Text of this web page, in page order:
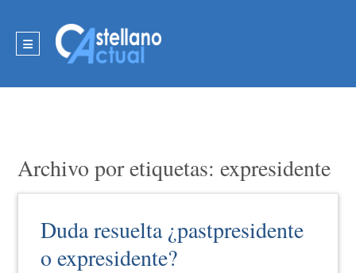
Archivo por etiquetas: expresidente
Duda resuelta ¿pastpresidente
o expresidente?